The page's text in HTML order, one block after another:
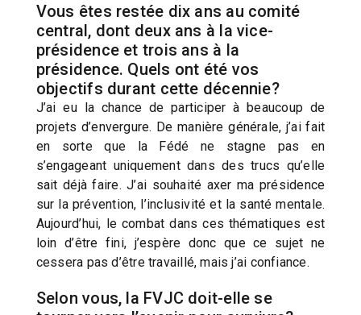
Vous êtes restée dix ans au comité
central, dont deux ans à la vice-
présidence et trois ans à la
présidence. Quels ont été vos
objectifs durant cette décennie?
J’ai eu la chance de participer à beaucoup de
projets d’envergure. De manière générale, j’ai fait
en sorte que la Fédé ne stagne pas en
s’engageant uniquement dans des trucs qu’elle
sait déjà faire. J’ai souhaité axer ma présidence
sur la prévention, l’inclusivité et la santé mentale.
Aujourd’hui, le combat dans ces thématiques est
loin d’être fini, j’espère donc que ce sujet ne
cessera pas d’être travaillé, mais j’ai confiance.
Selon vous, la FVJC doit-elle se